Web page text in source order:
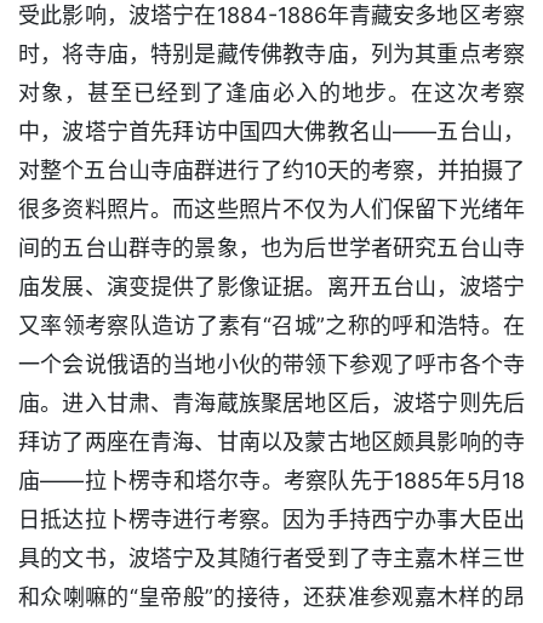
受此影响，波塔宁在1884-1886年青藏安多地区考察
时，将寺庙，特别是藏传佛教寺庙，列为其重点考察
对象，甚至已经到了逢庙必入的地步。在这次考察
中，波塔宁首先拜访中国四大佛教名山——五台山，
对整个五台山寺庙群进行了约10天的考察，并拍摄了
很多资料照片。而这些照片不仅为人们保留下光绪年
间的五台山群寺的景象，也为后世学者研究五台山寺
庙发展、演变提供了影像证据。离开五台山，波塔宁
又率领考察队造访了素有“召城”之称的呼和浩特。在
一个会说俄语的当地小伙的带领下参观了呼市各个寺
庙。进入甘肃、青海蔵族聚居地区后，波塔宁则先后
拜访了两座在青海、甘南以及蒙古地区颇具影响的寺
庙——拉卜楞寺和塔尔寺。考察队先于1885年5月18
日抵达拉卜楞寺进行考察。因为手持西宁办事大臣出
具的文书，波塔宁及其随行者受到了寺主嘉木样三世
和众喇嘛的“皇帝般”的接待，还获准参观嘉木样的昂